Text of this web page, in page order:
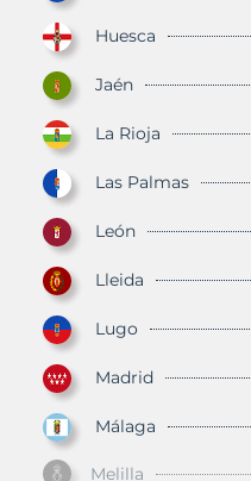
Huesca
Jaén
La Rioja
Las Palmas
León
Lleida
Lugo
Madrid
Málaga
Melilla